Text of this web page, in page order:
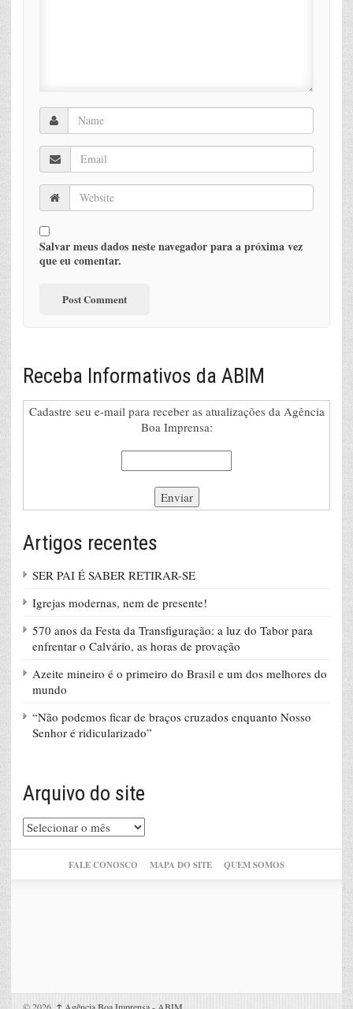
Salvar meus dados neste navegador para a próxima vez
que eu comentar.
Receba Informativos da ABIM
Cadastre seu e-mail para receber as atualizações da Agência
Boa Imprensa:
Artigos recentes
SER PAI É SABER RETIRAR-SE
Igrejas modernas, nem de presente!
570 anos da Festa da Transfiguração: a luz do Tabor para
enfrentar o Calvário, as horas de provação
Azeite mineiro é o primeiro do Brasil e um dos melhores do
mundo
“Não podemos ficar de braços cruzados enquanto Nosso
Senhor é ridicularizado”
Arquivo do site
Arquivo
do
FALE CONOSCO MAPA DO SITE QUEM SOMOS